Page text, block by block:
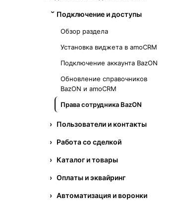
Подключение и доступы
Обзор раздела
Установка виджета в amoCRM
Подключение аккаунта BazON
Обновление справочников
BazON и amoCRM
Права сотрудника BazON
Пользователи и контакты
Работа со сделкой
Каталог и товары
Оплаты и эквайринг
Автоматизация и воронки